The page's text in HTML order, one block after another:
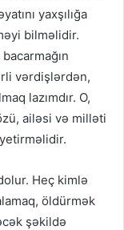
yaxşılığa
bilməlidir.
vərdişlərdən,
lazımdır. O,
ailəsi və milləti
Heç kimlə
öldürmək
şəkildə